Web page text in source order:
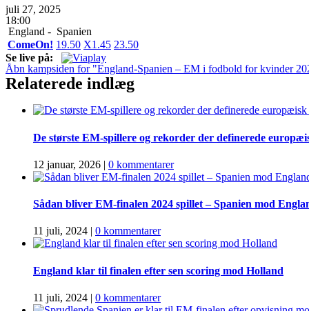
juli 27, 2025
18:00
England - Spanien
ComeOn! 19.50 X1.45 23.50
Se live på:
Åbn kampsiden for "England-Spanien – EM i fodbold for kvinder
Relaterede indlæg
De største EM-spillere og rekorder der definerede
12 januar, 2026 | 0 kommentarer
Sådan bliver EM-finalen 2024 spillet – Spanien mod
11 juli, 2024 | 0 kommentarer
England klar til finalen efter sen scoring mod Holland
11 juli, 2024 | 0 kommentarer